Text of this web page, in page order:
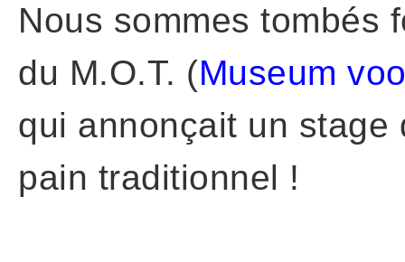
Nous sommes tombés
du M.O.T. (Museum
qui annonçait un
pain traditionnel !